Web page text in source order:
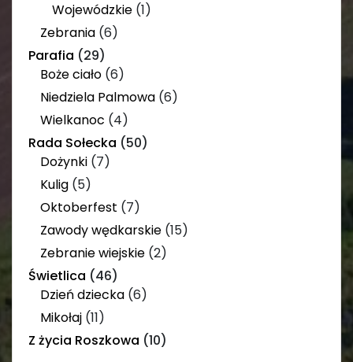
Wojewódzkie (1)
Zebrania (6)
Parafia (29)
Boże ciało (6)
Niedziela Palmowa (6)
Wielkanoc (4)
Rada Sołecka (50)
Dożynki (7)
Kulig (5)
Oktoberfest (7)
Zawody wędkarskie (15)
Zebranie wiejskie (2)
Świetlica (46)
Dzień dziecka (6)
Mikołaj (11)
Z życia Roszkowa (10)